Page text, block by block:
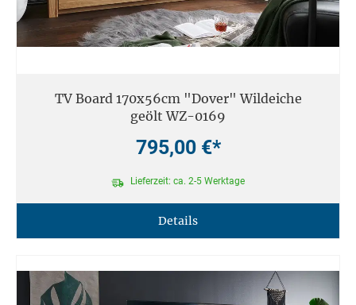
TV Board 170x56cm "Dover" Wildeiche
geölt WZ-0169
795,00 €*
Lieferzeit: ca. 2-5 Werktage
Details